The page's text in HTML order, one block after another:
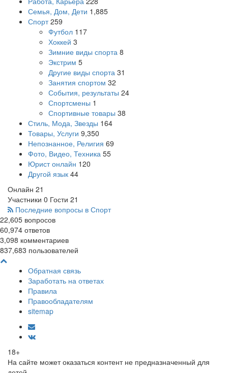
Семья, Дом, Дети 1,885
Спорт 259
Футбол 117
Хоккей 3
Зимние виды спорта 8
Экстрим 5
Другие виды спорта 31
Занятия спортом 32
События, результаты 24
Спортсмены 1
Спортивные товары 38
Стиль, Мода, Звезды 164
Товары, Услуги 9,350
Непознанное, Религия 69
Фото, Видео, Техника 55
Юрист онлайн 120
Другой язык 44
Онлайн 21
Участники 0 Гости 21
Последние вопросы в Спорт
22,605 вопросов
60,974 ответов
3,098 комментариев
837,683 пользователей
Обратная связь
Заработать на ответах
Правила
Правообладателям
sitemap
18+
На сайте может оказаться контент не предназначенный для